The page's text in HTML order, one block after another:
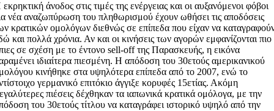
άνοδος στις τιμές της ενέργειας και οι αυξανόμενοι φόβοι
νέα αναζωπύρωση του πληθωρισμού έχουν ωθήσει τις αποδόσεις
κρατικών ομολόγων διεθνώς σε επίπεδα που είχαν να
και πολλά χρόνια. Αν και οι κινήσεις των αγορών εμφανίζονται πιο
σε σχέση με το έντονο sell-off της Παρασκευής, η εικόνα
ιδιαίτερα πιεσμένη. Η απόδοση του 30ετούς αμερικανικού
κινήθηκε στα υψηλότερα επίπεδα από το 2007, ενώ το
γερμανικό επιτόκιο άγγιξε κορυφές 15ετίας. Ακόμη
πιέσεις δέχθηκαν τα ιαπωνικά κρατικά ομόλογα, με την
του 30ετούς τίτλου να καταγράφει ιστορικό υψηλό από την